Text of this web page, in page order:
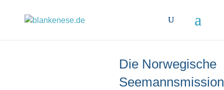
Die Norwegische
Seemannsmission